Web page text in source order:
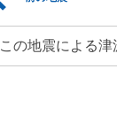
この地震による津